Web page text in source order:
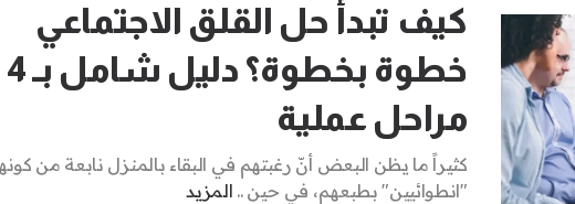
كيف تبدأ حل القلق الاجتماعي
خطوة بخطوة؟ دليل شامل بـ 4
مراحل عملية
كثيراً ما يظن البعض أنّ رغبتهم في البقاء بالمنزل نابعة من
"انطوائيين" بطبعهم، في حين .. المزيد